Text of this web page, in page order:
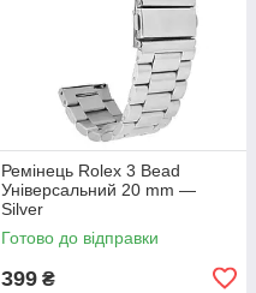
Ремінець Rolex 3 Bead
Універсальний 20 mm —
Silver
Готово до відправки
399 ₴